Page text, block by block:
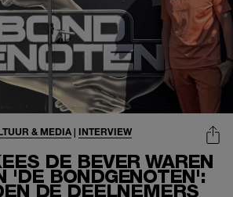
DE BEVER WAREN
'DE BONDGENOTEN':
DE DEELNEMERS
& MEDIA| INTERVIEW